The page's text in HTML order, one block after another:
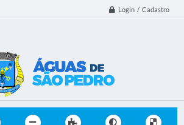
Login / Cadastro